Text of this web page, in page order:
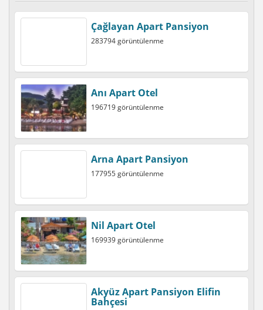
Çağlayan Apart Pansiyon
283794 görüntülenme
Anı Apart Otel
196719 görüntülenme
Arna Apart Pansiyon
177955 görüntülenme
Nil Apart Otel
169939 görüntülenme
Akyüz Apart Pansiyon Elifin
Bahçesi